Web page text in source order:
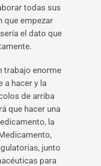
todas sus
que empezar
el dato que
trabajo enorme
a hacer y la
de arriba
que hacer una
la
junto
para